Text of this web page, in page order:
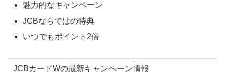
魅力的なキャンペーン
JCBならではの特典
いつでもポイント2倍
JCBカードWの最新キャンペーン情報